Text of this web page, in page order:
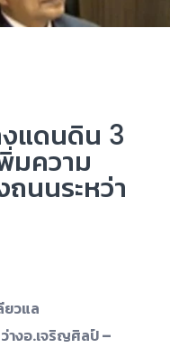
งแดนดิน 3
มความ
นนระหว่า
ยวแล
างอ.เจริญศิลป์ –